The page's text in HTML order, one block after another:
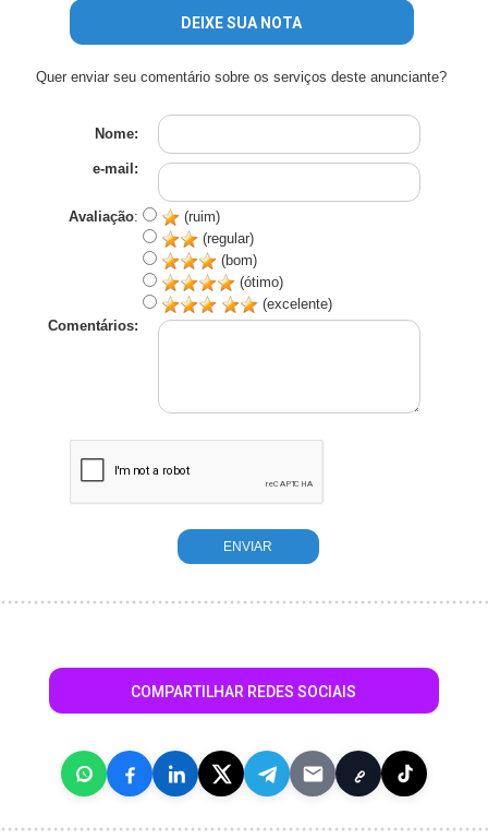
DEIXE SUA NOTA
Quer enviar seu comentário sobre os serviços deste anunciante?
Nome:
e-mail:
Avaliação:
(ruim)
(regular)
(bom)
(ótimo)
(excelente)
Comentários:
COMPARTILHAR REDES SOCIAIS